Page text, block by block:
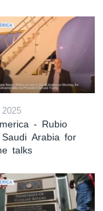
- Rubio
Arabia for
talks